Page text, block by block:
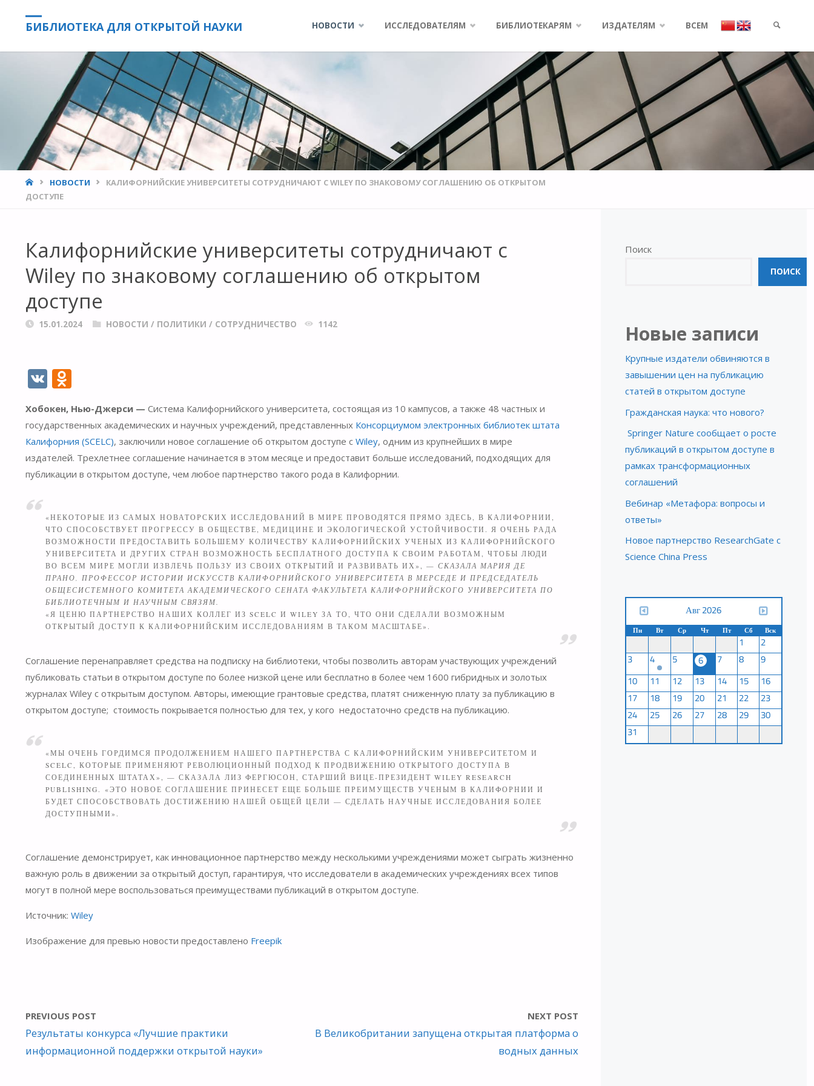
БИБЛИОТЕКА ДЛЯ ОТКРЫТОЙ НАУКИ НОВОСТИ ИССЛЕДОВАТЕЛЯМ БИБЛИОТЕКАРЯМ ИЗДАТЕЛЯМ ВСЕМ
SEARCH
HOMEНОВОСТИ
КАЛИФОРНИЙСКИЕ УНИВЕРСИТЕТЫ СОТРУДНИЧАЮТ С WILEY ПО ЗНАКОВОМУ СОГЛАШЕНИЮ ОБ ОТКРЫТОМ
ДОСТУПЕ
Калифорнийские университеты сотрудничают с
Wiley по знаковому соглашению об открытом
доступе
15.01.2024 НОВОСТИ / ПОЛИТИКИ / СОТРУДНИЧЕСТВО 1142
V
n
o
kl
as
ni
ki
Хобокен, Нью-Джерси — Система Калифорнийского университета, состоящая из 10 кампусов, а также 48 частных и
государственных академических и научных учреждений, представленных Консорциумом электронных библиотек штата
Калифорния (SCELC), заключили новое соглашение об открытом доступе с Wiley, одним из крупнейших в мире
издателей. Трехлетнее соглашение начинается в этом месяце и предоставит больше исследований, подходящих для
публикации в открытом доступе, чем любое партнерство такого рода в Калифорнии.
«НЕКОТОРЫЕ ИЗ САМЫХ НОВАТОРСКИХ ИССЛЕДОВАНИЙ В МИРЕ ПРОВОДЯТСЯ ПРЯМО ЗДЕСЬ, В КАЛИФОРНИИ,
ЧТО СПОСОБСТВУЕТ ПРОГРЕССУ В ОБЩЕСТВЕ, МЕДИЦИНЕ И ЭКОЛОГИЧЕСКОЙ УСТОЙЧИВОСТИ. Я ОЧЕНЬ РАДА
ВОЗМОЖНОСТИ ПРЕДОСТАВИТЬ БОЛЬШЕМУ КОЛИЧЕСТВУ КАЛИФОРНИЙСКИХ УЧЕНЫХ ИЗ КАЛИФОРНИЙСКОГО
УНИВЕРСИТЕТА И ДРУГИХ СТРАН ВОЗМОЖНОСТЬ БЕСПЛАТНОГО ДОСТУПА К СВОИМ РАБОТАМ, ЧТОБЫ ЛЮДИ
ВО ВСЕМ МИРЕ МОГЛИ ИЗВЛЕЧЬ ПОЛЬЗУ ИЗ СВОИХ ОТКРЫТИЙ И РАЗВИВАТЬ ИХ», —СКАЗАЛА МАРИЯ ДЕ
ПРАНО, ПРОФЕССОР ИСТОРИИ ИСКУССТВ КАЛИФОРНИЙСКОГО УНИВЕРСИТЕТА В МЕРСЕДЕ И ПРЕДСЕДАТЕЛЬ
ОБЩЕСИСТЕМНОГО КОМИТЕТА АКАДЕМИЧЕСКОГО СЕНАТА ФАКУЛЬТЕТА КАЛИФОРНИЙСКОГО УНИВЕРСИТЕТА ПО
БИБЛИОТЕЧНЫМ И НАУЧНЫМ СВЯЗЯМ.
«Я ЦЕНЮ ПАРТНЕРСТВО НАШИХ КОЛЛЕГ ИЗ SCELC И WILEY ЗА ТО, ЧТО ОНИ СДЕЛАЛИ ВОЗМОЖНЫМ
ОТКРЫТЫЙ ДОСТУП К КАЛИФОРНИЙСКИМ ИССЛЕДОВАНИЯМ В ТАКОМ МАСШТАБЕ».
Соглашение перенаправляет средства на подписку на библиотеки, чтобы позволить авторам участвующих учреждений
публиковать статьи в открытом доступе по более низкой цене или бесплатно в более чем 1600 гибридных и золотых
журналах Wiley с открытым доступом. Авторы, имеющие грантовые средства, платят сниженную плату за публикацию в
открытом доступе; стоимость покрывается полностью для тех, у кого недостаточно средств на публикацию.
«МЫ ОЧЕНЬ ГОРДИМСЯ ПРОДОЛЖЕНИЕМ НАШЕГО ПАРТНЕРСТВА С КАЛИФОРНИЙСКИМ УНИВЕРСИТЕТОМ И
SCELC, КОТОРЫЕ ПРИМЕНЯЮТ РЕВОЛЮЦИОННЫЙ ПОДХОД К ПРОДВИЖЕНИЮ ОТКРЫТОГО ДОСТУПА В
СОЕДИНЕННЫХ ШТАТАХ», — СКАЗАЛА ЛИЗ ФЕРГЮСОН, СТАРШИЙ ВИЦЕ-ПРЕЗИДЕНТ WILEY RESEARCH
PUBLISHING. «ЭТО НОВОЕ СОГЛАШЕНИЕ ПРИНЕСЕТ ЕЩЕ БОЛЬШЕ ПРЕИМУЩЕСТВ УЧЕНЫМ В КАЛИФОРНИИ И
БУДЕТ СПОСОБСТВОВАТЬ ДОСТИЖЕНИЮ НАШЕЙ ОБЩЕЙ ЦЕЛИ — СДЕЛАТЬ НАУЧНЫЕ ИССЛЕДОВАНИЯ БОЛЕЕ
ДОСТУПНЫМИ».
Соглашение демонстрирует, как инновационное партнерство между несколькими учреждениями может сыграть жизненно
важную роль в движении за открытый доступ, гарантируя, что исследователи в академических учреждениях всех типов
могут в полной мере воспользоваться преимуществами публикаций в открытом доступе.
Источник: Wiley
Изображение для превью новости предоставлено Freepik
PREVIOUS POST
Результаты конкурса «Лучшие практики
информационной поддержки открытой науки»
NEXT POST
В Великобритании запущена открытая платформа о
водных данных
Поиск
ПОИСК
Новые записи
Крупные издатели обвиняются в
завышении цен на публикацию
статей в открытом доступе
Гражданская наука: что нового?
Springer Nature сообщает о росте
публикаций в открытом доступе в
рамках трансформационных
соглашений
Вебинар «Метафора: вопросы и
ответы»
Новое партнерство ResearchGate с
Science China Press
Авг 2026
Пн Вт Ср Чт Пт Сб Вск
1
2
3
4 5 6 7 8
9
10
11 12 13 14 15
16
17
18 19 20 21 22
23
24
25 26 27 28 29
30
31